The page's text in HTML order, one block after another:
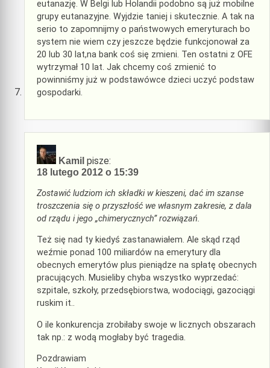
eutanazję. W Belgi lub Holandii podobno są już mobilne
grupy eutanazyjne. Wyjdzie taniej i skutecznie. A tak na
serio to zapomnijmy o państwowych emeryturach bo
system nie wiem czy jeszcze będzie funkcjonował za
20 lub 30 lat,na bank coś się zmieni. Ten ostatni z OFE
wytrzymał 10 lat. Jak chcemy coś zmienić to
powinniśmy już w podstawówce dzieci uczyć podstaw
gospodarki.
Kamil pisze:
18 lutego 2012 o 15:39
Zostawić ludziom ich składki w kieszeni, dać im szanse
troszczenia się o przyszłość we własnym zakresie, z dala
od rządu i jego „chimerycznych” rozwiązań.
Też się nad ty kiedyś zastanawiałem. Ale skąd rząd
weźmie ponad 100 miliardów na emerytury dla
obecnych emerytów plus pieniądze na spłatę obecnych
pracujących. Musieliby chyba wszystko wyprzedać:
szpitale, szkoły, przedsębiorstwa, wodociągi, gazociągi
ruskim it..
O ile konkurencja zrobiłaby swoje w licznych obszarach
tak np.: z wodą mogłaby być tragedia.
Pozdrawiam